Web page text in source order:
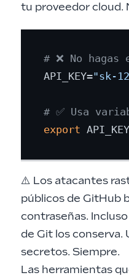
tu proveedor cloud.
# ❌ No hagas
API_KEY="sk-
# ✅ Usa
export
⚠️ Los atacantes
públicos de GitHub
contraseñas.
de Git los conserva.
secretos. Siempre.
Las herramientas